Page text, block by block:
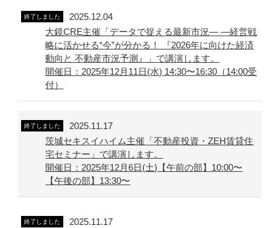
終了しました
2025.12.04
大鏡CRE主催「データで捉える最新市況― ―経営戦
略に活かせる“今”が分かる！ 『2026年に向けた経済
動向と 不動産市況予測』」で講演します。
開催日：2025年12月11日(水) 14:30〜16:30（14:00受
付）
終了しました
2025.11.17
茨城セキスイハイム主催「不動産投資・ZEH賃貸住
宅セミナー」で講演します。
開催日：2025年12月6日(土)【午前の部】10:00〜
【午後の部】13:30〜
終了しました
2025.11.17